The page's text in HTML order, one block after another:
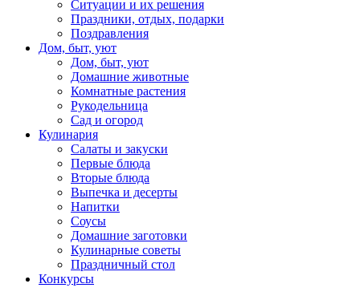
Ситуации и их решения
Праздники, отдых, подарки
Поздравления
Дом, быт, уют
Дом, быт, уют
Домашние животные
Комнатные растения
Рукодельница
Сад и огород
Кулинария
Салаты и закуски
Первые блюда
Вторые блюда
Выпечка и десерты
Напитки
Соусы
Домашние заготовки
Кулинарные советы
Праздничный стол
Конкурсы